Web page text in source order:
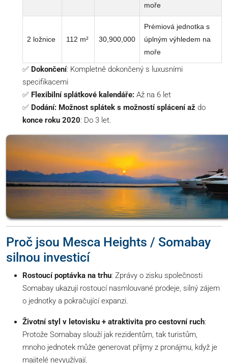
moře
2 ložnice 112 m² 30,900,000
Prémiová jednotka s
úplným výhledem na
moře
✅ Dokončení: Kompletně dokončený s luxusními
specifikacemi
✅ Flexibilní splátkové kalendáře: Až na 6 let
✅ Dodání: Možnost splátek s možností splácení až do
konce roku 2020: Do 3 let.
Proč jsou Mesca Heights / Somabay
silnou investicí
Rostoucí poptávka na trhu: Zprávy o zisku společnosti
Somabay ukazují rostoucí nasmlouvané prodeje, silný zájem
o jednotky a pokračující expanzi.
Životní styl v letovisku + atraktivita pro cestovní ruch:
Protože Somabay slouží jak rezidentům, tak turistům,
mnoho jednotek může generovat příjmy z pronájmu, když je
majitelé nevyužívají.